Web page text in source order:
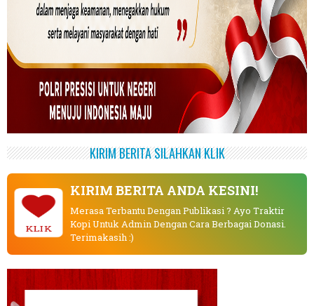
KIRIM BERITA SILAHKAN KLIK
KLIK
KIRIM BERITA ANDA KESINI!
Merasa Terbantu Dengan Publikasi ? Ayo Traktir
Kopi Untuk Admin Dengan Cara Berbagai Donasi.
Terimakasih :)